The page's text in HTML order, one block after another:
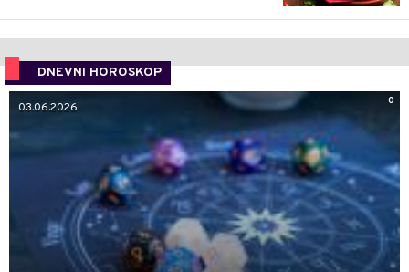
DNEVNI HOROSKOP
0
03.06.2026.